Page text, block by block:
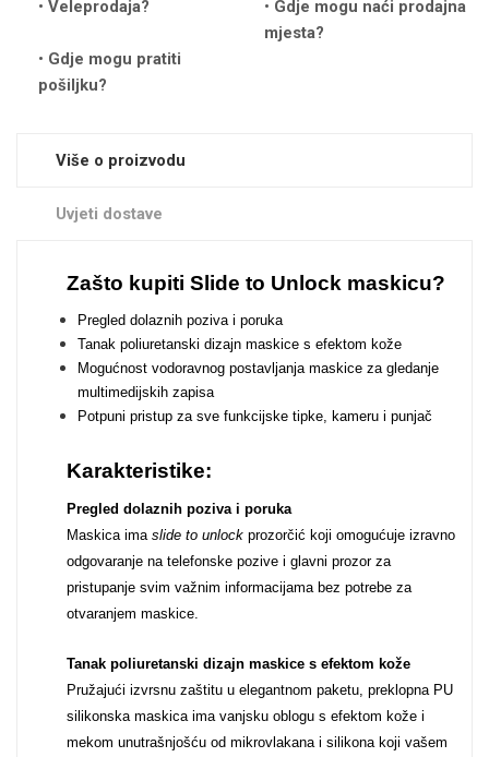
Veleprodaja?
Gdje mogu naći prodajna
mjesta?
Gdje mogu pratiti
pošiljku?
Više o proizvodu
Uvjeti dostave
Zašto kupiti Slide to Unlock maskicu?
Pregled dolaznih poziva i poruka
Tanak poliuretanski dizajn maskice s efektom kože
Mogućnost vodoravnog postavljanja maskice za gledanje
multimedijskih zapisa
Potpuni pristup za sve funkcijske tipke, kameru i punjač
Karakteristike:
Pregled dolaznih poziva i poruka
Maskica ima slide to unlock prozorčić koji omogućuje izravno
odgovaranje na telefonske pozive i glavni prozor za
pristupanje svim važnim informacijama bez potrebe za
otvaranjem maskice.
Tanak poliuretanski dizajn maskice s efektom kože
Pružajući izvrsnu zaštitu u elegantnom paketu, preklopna PU
silikonska maskica ima vanjsku oblogu s efektom kože i
mekom unutrašnjošću od mikrovlakana i silikona koji vašem
Zodiac
Monogrami Dječji motivi
Za njega Za nju